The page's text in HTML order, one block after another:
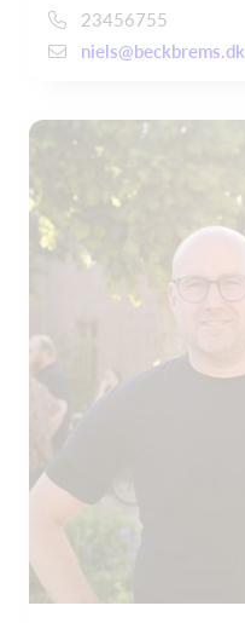
23456755
niels@beckbrems.dk